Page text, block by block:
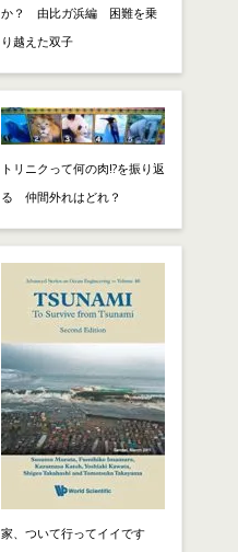
か？ 由比ガ浜編 困難を乗
り越えた双子
トリニクって何の肉!?を振り返
る 仲間外れはどれ？
家、ついて行ってイイです